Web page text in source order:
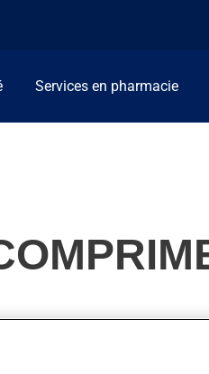
Services en pharmacie
les gras dans le